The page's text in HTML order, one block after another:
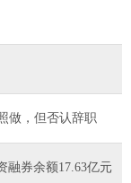
做，但否认辞职
融券余额17.63亿元